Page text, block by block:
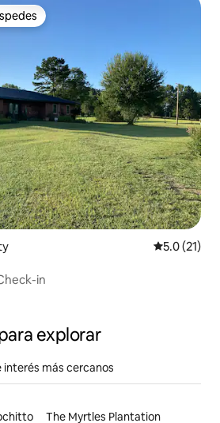
preferido
Calificación
5.0 (21)
in
explorar
interés más cercanos
The Myrtles Plantation